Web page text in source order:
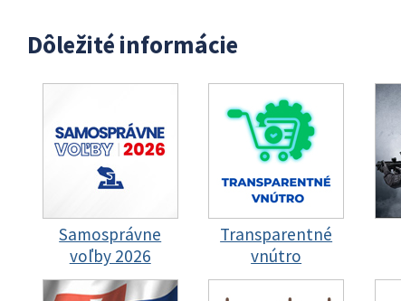
Dôležité informácie
Samosprávne
voľby 2026
Transparentné
vnútro